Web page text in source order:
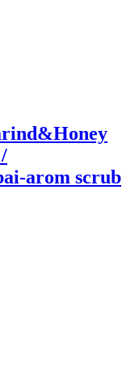
arom scrub